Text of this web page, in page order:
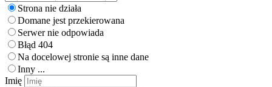
Strona nie działa
Domane jest przekierowana
Serwer nie odpowiada
Błąd 404
Na docelowej stronie są inne dane
Inny ...
Imię